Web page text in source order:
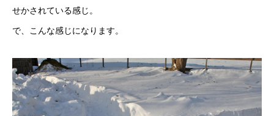
せかされている感じ。
で、こんな感じになります。